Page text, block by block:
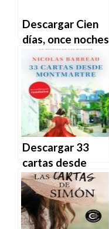
Descargar Cien
días, once noches
de Carlos Pérez
en EPUB | PDF |
MOBI
Descargar 33
cartas desde
Montmartre de
Nicolas Barreau
en EPUB | PDF |
MOBI